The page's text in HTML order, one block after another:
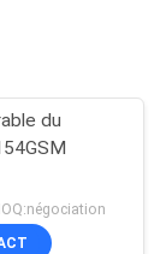
du